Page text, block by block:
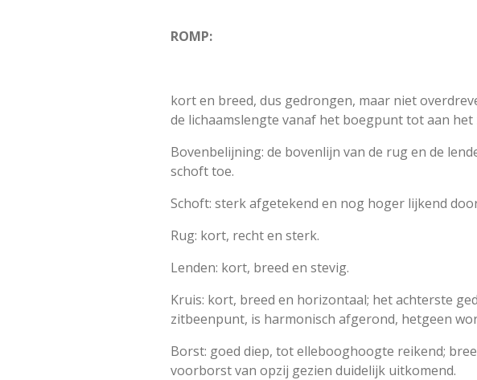
ROMP:
kort en breed, dus gedrongen, maar niet
de lichaamslengte vanaf het boegpunt tot aan
Bovenbelijning: de bovenlijn van de rug en de
schoft toe.
Schoft: sterk afgetekend en nog hoger lijkend
Rug: kort, recht en sterk.
Lenden: kort, breed en stevig.
Kruis: kort, breed en horizontaal; het achterste
zitbeenpunt, is harmonisch afgerond, hetgeen
Borst: goed diep, tot ellebooghoogte reikend;
voorborst van opzij gezien duidelijk uitkomend.